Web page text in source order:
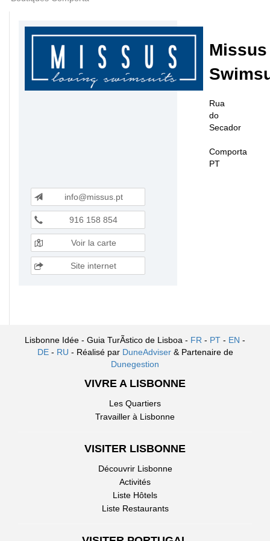
Missus
Rua
do
Secador
Comporta
PT
info@missus.pt
916 158 854
Voir la carte
Site internet
Lisbonne Idée - Guia TurÃ­stico de Lisboa - FR - PT - EN -
DE- RU - Réalisé par DuneAdviser & Partenaire de
Dunegestion
VIVRE A LISBONNE
Les Quartiers
Travailler à Lisbonne
VISITER LISBONNE
Découvrir Lisbonne
Activités
Liste Hôtels
Liste Restaurants